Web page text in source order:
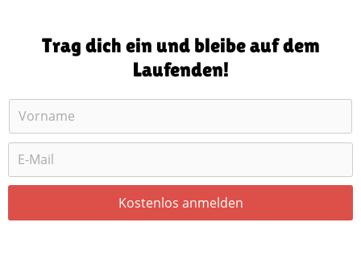
Trag dich ein und bleibe auf dem
Laufenden!